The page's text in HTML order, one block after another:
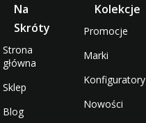
Na
Skróty
Strona
główna
Sklep
Blog
Kolekcje
Promocje
Marki
Konfiguratory
Nowości